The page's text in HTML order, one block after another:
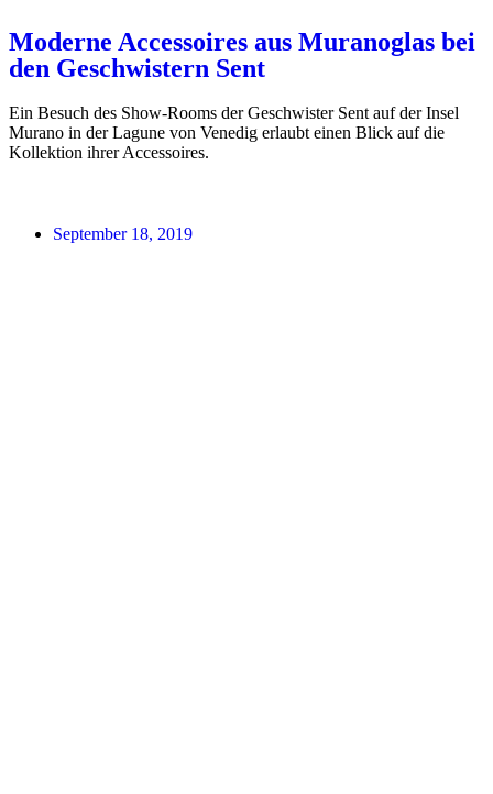
Moderne Accessoires aus Muranoglas bei
den Geschwistern Sent
Ein Besuch des Show-Rooms der Geschwister Sent auf der Insel
Murano in der Lagune von Venedig erlaubt einen Blick auf die
Kollektion ihrer Accessoires.
September 18, 2019